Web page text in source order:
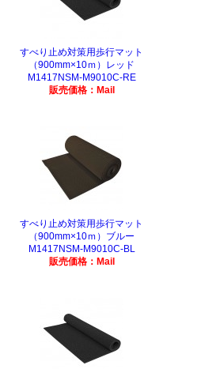
すべり止め対策用歩行マット
（900mm×10ｍ）レッド
M1417NSM-M9010C-RE
販売価格：Mail
すべり止め対策用歩行マット
（900mm×10ｍ）ブルー
M1417NSM-M9010C-BL
販売価格：Mail